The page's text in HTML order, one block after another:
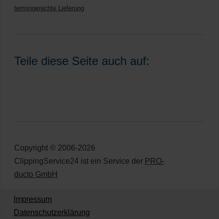
termingerechte Lieferung
Teile diese Seite auch auf:
Copyright © 2006-2026
ClippingService24 ist ein Service der PRO-
ducto GmbH
Impressum
Datenschutzerklärung